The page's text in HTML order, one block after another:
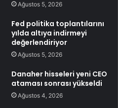
Ağustos 5, 2026
Fed politika toplantılarını
yılda altıya indirmeyi
değerlendiriyor
Ağustos 5, 2026
Danaher hisseleri yeni CEO
ataması sonrası yükseldi
Ağustos 4, 2026